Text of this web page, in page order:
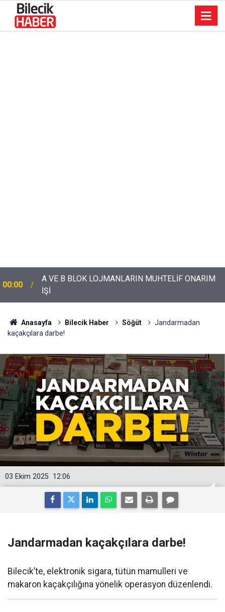
00:00
A VE B BLOK LOJMANLARIN MUHTELİF ONARIM
İŞİ
Anasayfa Bilecik Haber Söğüt
Jandarmadan
kaçakçılara darbe!
12:06
03 Ekim 2025
Jandarmadan kaçakçılara darbe!
Bilecik’te, elektronik sigara, tütün mamulleri ve
makaron kaçakçılığına yönelik operasyon düzenlendi.